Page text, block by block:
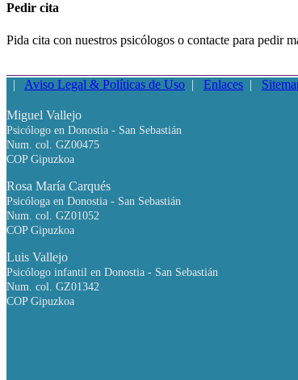
Pedir cita
Pida cita con nuestros psicólogos o contacte para pedir
| Aviso Legal & Políticas de Uso | Enlaces |
Miguel Vallejo
Psicólogo en Donostia - San Sebastián
Num. col. GZ00475
COP Gipuzkoa
Rosa María Carqués
Psicóloga en Donostia - San Sebastián
Num. col. GZ01052
COP Gipuzkoa
Luis Vallejo
Psicólogo infantil en Donostia - San Sebastián
Num. col. GZ01342
COP Gipuzkoa